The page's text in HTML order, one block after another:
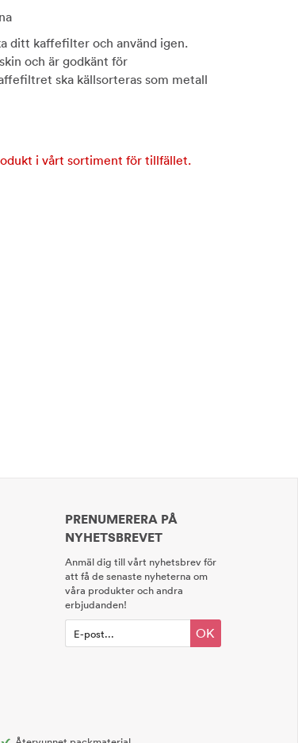
ditt kaffefilter och använd igen.
och är godkänt för
ska källsorteras som metall
i vårt sortiment för tillfället.
PRENUMERERA PÅ
NYHETSBREVET
Anmäl dig till vårt nyhetsbrev för
att få de senaste nyheterna om
våra produkter och andra
erbjudanden!
OK